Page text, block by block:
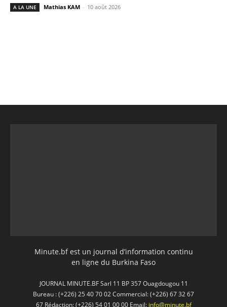
A LA UNE Mathias KAM - 10 août 2026
Minute.bf est un journal d’information continu
en ligne du Burkina Faso
JOURNAL MINUTE.BF Sarl 11 BP 357 Ouagdougou 11
Bureau : (+226) 25 40 70 02 Commercial: (+226) 67 32 67
67 Rédaction: (+226) 54 01 00 00 Email: info@minute.bf